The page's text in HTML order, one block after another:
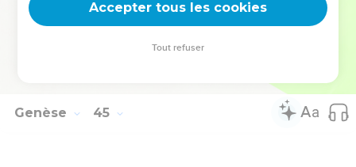
qui frapperait mon père. »
© Société biblique française – Bibli’O, 2000, avec autorisation. Pour vous procurer
Genèse 45
Accepter tous les cookies
Tout refuser